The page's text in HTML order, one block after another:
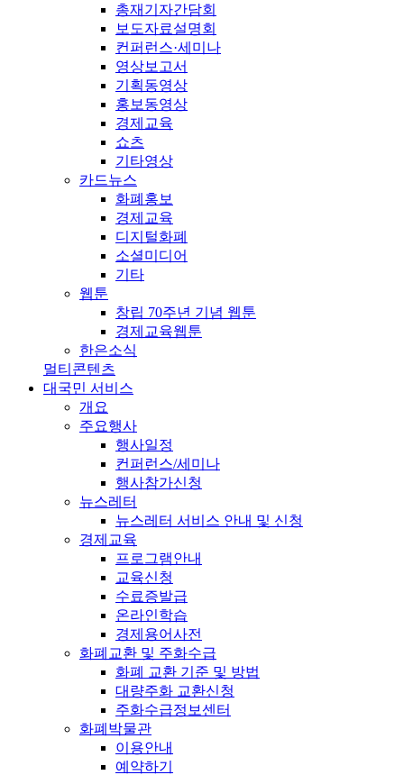
총재기자간담회
보도자료설명회
컨퍼런스·세미나
영상보고서
기획동영상
홍보동영상
경제교육
쇼츠
기타영상
카드뉴스
화폐홍보
경제교육
디지털화폐
소셜미디어
기타
웹툰
창립 70주년 기념 웹툰
경제교육웹툰
한은소식
멀티콘텐츠
대국민 서비스
개요
주요행사
행사일정
컨퍼런스/세미나
행사참가신청
뉴스레터
뉴스레터 서비스 안내 및 신청
경제교육
프로그램안내
교육신청
수료증발급
온라인학습
경제용어사전
화폐교환 및 주화수급
화폐 교환 기준 및 방법
대량주화 교환신청
주화수급정보센터
화폐박물관
이용안내
예약하기